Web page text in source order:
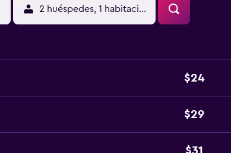
2 huéspedes, 1 habitación
$24
$29
$31